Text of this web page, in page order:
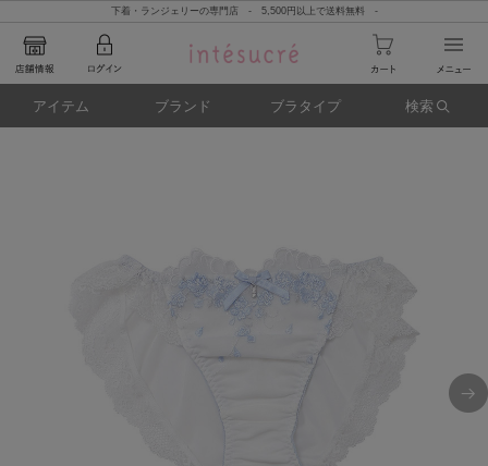
下着・ランジェリーの専門店 - 5,500円以上で送料無料 -
アイテム ブランド ブラタイプ 検索